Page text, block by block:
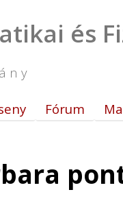
és
Fórum